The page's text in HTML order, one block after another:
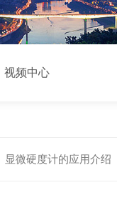
视频中心
显微硬度计的应用介绍